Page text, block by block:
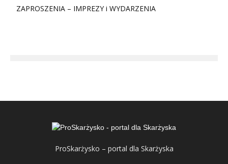
ZAPROSZENIA – IMPREZY i WYDARZENIA
ProSkarżysko – portal dla Skarżyska